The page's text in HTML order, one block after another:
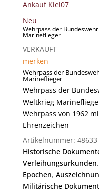
Neu
Wehrpass der
Marineflieger
VERKAUFT
merken
Wehrpass der
Marineflieger
Wehrpass der
Weltkrieg
Wehrpass von 1962
Ehrenzeichen
Artikelnummer: 48633
Historische
Verleihungsurkunden,
Epochen,
Militärische